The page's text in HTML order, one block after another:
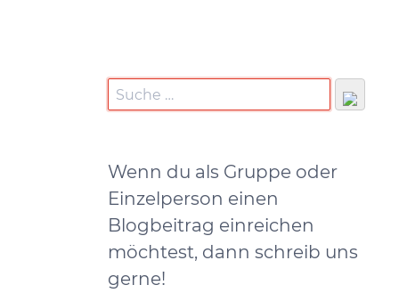
Wenn du als Gruppe oder
Einzelperson einen
Blogbeitrag einreichen
möchtest, dann schreib uns
gerne!